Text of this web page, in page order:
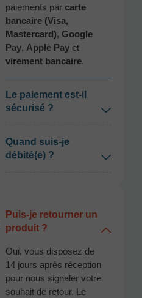
paiements par carte
bancaire (Visa,
Mastercard), Google
Pay, Apple Pay et
virement bancaire.
Le paiement est-il
sécurisé ?
Quand suis-je
débité(e) ?
Puis-je retourner un
produit ?
Oui, vous disposez de
14 jours après réception
pour nous signaler votre
souhait de retour. Le